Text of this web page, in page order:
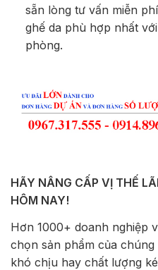
sẵn lòng tư vấn miễn
ghế da phù hợp nhất
phòng.
HÃY NÂNG CẤP VỊ THẾ
HÔM NAY!
Hơn 1000+ doanh nghiệp
chọn sản phẩm của
khó chịu hay chất lượng